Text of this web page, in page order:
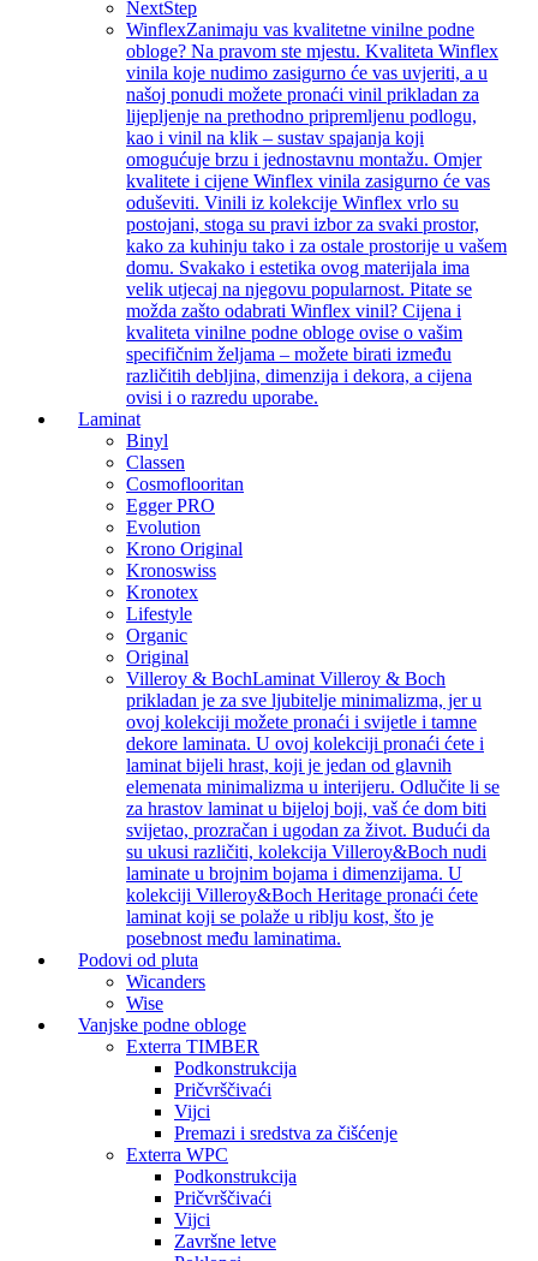
NextStep
WinflexZanimaju vas kvalitetne vinilne podne
obloge? Na pravom ste mjestu. Kvaliteta Winflex
vinila koje nudimo zasigurno će vas uvjeriti, a u
našoj ponudi možete pronaći vinil prikladan za
lijepljenje na prethodno pripremljenu podlogu,
kao i vinil na klik – sustav spajanja koji
omogućuje brzu i jednostavnu montažu. Omjer
kvalitete i cijene Winflex vinila zasigurno će vas
oduševiti. Vinili iz kolekcije Winflex vrlo su
postojani, stoga su pravi izbor za svaki prostor,
kako za kuhinju tako i za ostale prostorije u vašem
domu. Svakako i estetika ovog materijala ima
velik utjecaj na njegovu popularnost. Pitate se
možda zašto odabrati Winflex vinil? Cijena i
kvaliteta vinilne podne obloge ovise o vašim
specifičnim željama – možete birati između
različitih debljina, dimenzija i dekora, a cijena
ovisi i o razredu uporabe.
Laminat
Binyl
Classen
Cosmoflooritan
Egger PRO
Evolution
Krono Original
Kronoswiss
Kronotex
Lifestyle
Organic
Original
Villeroy & BochLaminat Villeroy & Boch
prikladan je za sve ljubitelje minimalizma, jer u
ovoj kolekciji možete pronaći i svijetle i tamne
dekore laminata. U ovoj kolekciji pronaći ćete i
laminat bijeli hrast, koji je jedan od glavnih
elemenata minimalizma u interijeru. Odlučite li se
za hrastov laminat u bijeloj boji, vaš će dom biti
svijetao, prozračan i ugodan za život. Budući da
su ukusi različiti, kolekcija Villeroy&Boch nudi
laminate u brojnim bojama i dimenzijama. U
kolekciji Villeroy&Boch Heritage pronaći ćete
laminat koji se polaže u riblju kost, što je
posebnost među laminatima.
Podovi od pluta
Wicanders
Wise
Vanjske podne obloge
Exterra TIMBER
Podkonstrukcija
Pričvrščivaći
Vijci
Premazi i sredstva za čišćenje
Exterra WPC
Podkonstrukcija
Pričvrščivaći
Vijci
Završne letve